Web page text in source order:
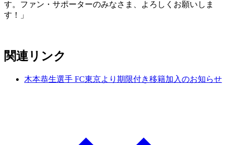
す。ファン・サポーターのみなさま、よろしくお願いしま
す！」
関連リンク
木本恭生選手 FC東京より期限付き移籍加入のお知らせ